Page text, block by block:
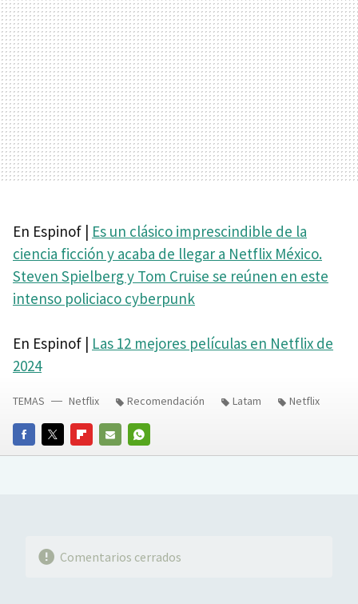
En Espinof | Es un clásico imprescindible de la
ciencia ficción y acaba de llegar a Netflix México.
Steven Spielberg y Tom Cruise se reúnen en este
intenso policiaco cyberpunk
En Espinof | Las 12 mejores películas en Netflix de
2024
FACEBOOKTWITTERFLIPBOARD
E-
WHATSAPP
TEMAS Netflix Recomendación Latam Netflix
Comentarios cerrados